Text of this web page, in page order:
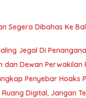
Segera Dibahas Ke
Jegal Di
dan Dewan
Penyebar Hoaks
Digital, Jangan